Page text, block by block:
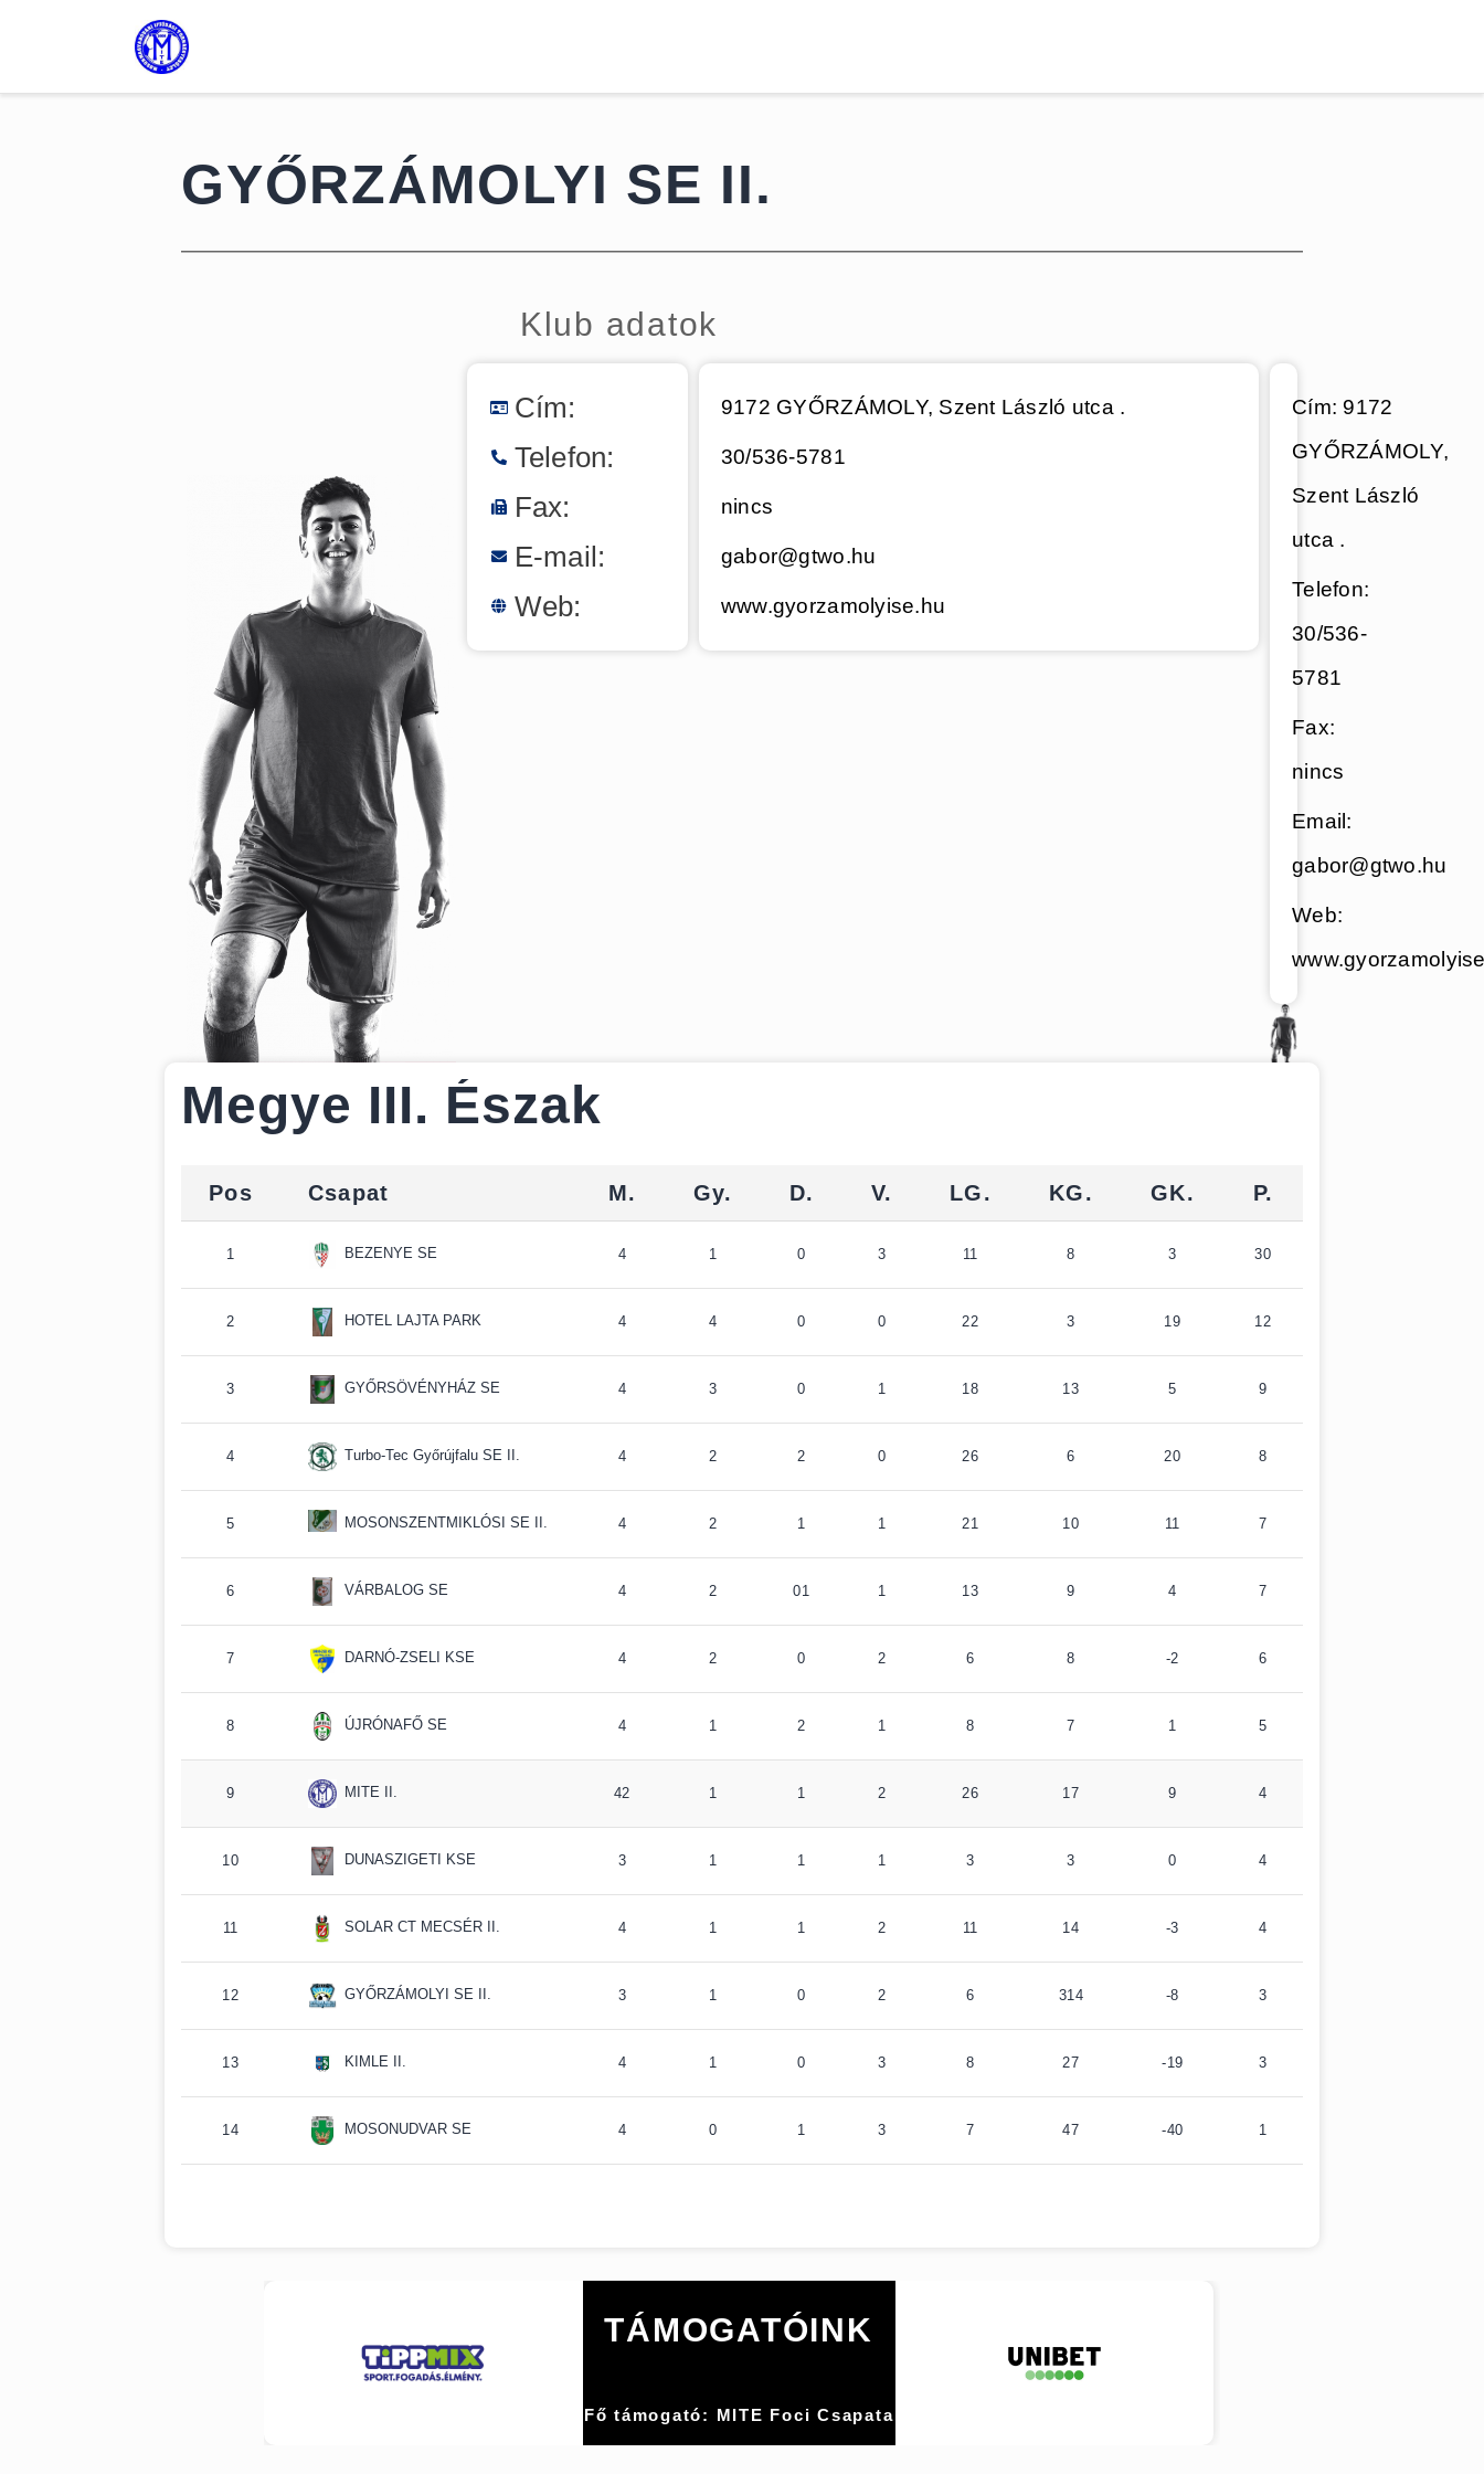
Csapatok
Galéria
Kapcsolat
GYŐRZÁMOLYI SE II.
Klub adatok
Cím:
Telefon:
Fax:
E-mail:
Web:
9172 GYŐRZÁMOLY, Szent László utca .
30/536-5781
nincs
gabor@gtwo.hu
www.gyorzamolyise.hu
Cím: 9172
GYŐRZÁMOLY,
Szent László
utca .
Telefon:
30/536-
5781
Fax:
nincs
Email:
gabor@gtwo.hu
Web:
Megye III. Észak
Pos Csapat M. Gy. D. V. LG. KG. GK. P.
1 BEZENYE SE 4 1 0 3 11 8 3 30
2 HOTEL LAJTA PARK 4 4 0 0 22 3 19 12
3 GYŐRSÖVÉNYHÁZ SE 4 3 0 1 18 13 5 9
4 Turbo-Tec Győrújfalu SE II. 4 2 2 0 26 6 20 8
5 MOSONSZENTMIKLÓSI SE II. 4 2 1 1 21 10 11 7
6 VÁRBALOG SE 4 2 01 1 13 9 4 7
7 DARNÓ-ZSELI KSE 4 2 0 2 6 8 -2 6
8 ÚJRÓNAFŐ SE 4 1 2 1 8 7 1 5
9 MITE II. 42 1 1 2 26 17 9 4
10 DUNASZIGETI KSE 3 1 1 1 3 3 0 4
11 SOLAR CT MECSÉR II. 4 1 1 2 11 14 -3 4
12 GYŐRZÁMOLYI SE II. 3 1 0 2 6 314 -8 3
13 KIMLE II. 4 1 0 3 8 27 -19 3
14 MOSONUDVAR SE 4 0 1 3 7 47 -40 1
TÁMOGATÓINK
Fő támogató: MITE Foci Csapata